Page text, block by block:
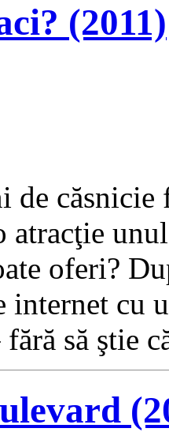
(2011)
de
oferi?
internet cu
fără să ştie